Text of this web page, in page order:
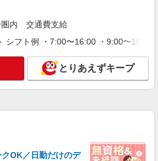
フト柔軟で長く働きやすいシニア向
ョン
円〜2125円 ＜日払い有/週払い有/交
詳細を見る
圏内 交通費支給
シフト例 ・7:00〜16:00 ・9:00〜
とりあえずキープ
OK／日勤だけのデ